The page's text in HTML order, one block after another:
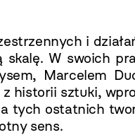
i
W swoich
Marcelem
historii sztuki,
tych ostatnich
sens.